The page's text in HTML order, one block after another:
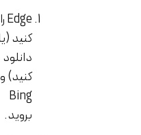
Edge را باز
کنید) و به